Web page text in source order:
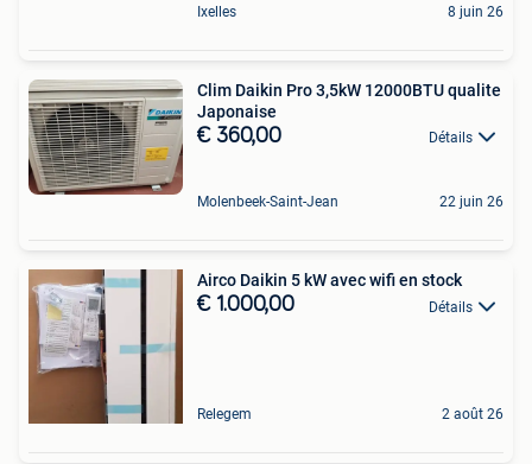
Ixelles 8 juin 26
Clim Daikin Pro 3,5kW 12000BTU qualite
Japonaise
€ 360,00 Détails
Molenbeek-Saint-Jean 22 juin 26
Airco Daikin 5 kW avec wifi en stock
€ 1.000,00 Détails
Relegem 2 août 26